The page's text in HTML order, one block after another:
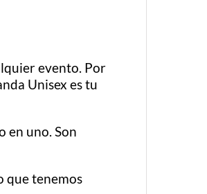
evento. Por
Unisex es tu
en uno. Son
que tenemos